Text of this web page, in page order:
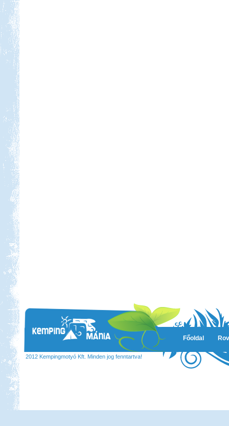
Főoldal
2012 Kempingmotyó Kft. Minden jog fenntartva!